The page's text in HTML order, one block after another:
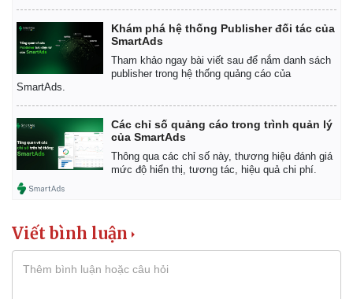
Bóng đá
eSports
Hậu trường
Ô tô - Xe máy
Khám phá hệ thống Publisher đối tác của
SmartAds
Tham khảo ngay bài viết sau để nắm danh sách
publisher trong hệ thống quảng cáo của
SmartAds.
Các chỉ số quảng cáo trong trình quản lý
của SmartAds
Thông qua các chỉ số này, thương hiệu đánh giá
mức độ hiển thị, tương tác, hiệu quả chi phí.
Viết bình luận